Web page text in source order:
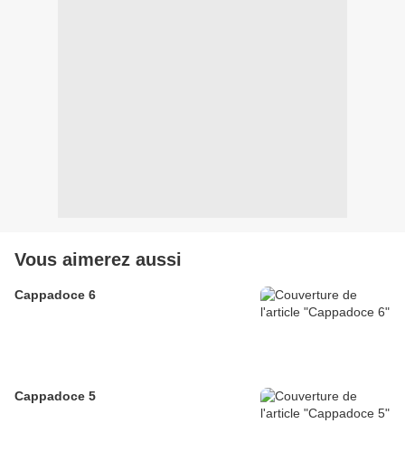
Vous aimerez aussi
Cappadoce 6
Cappadoce 5